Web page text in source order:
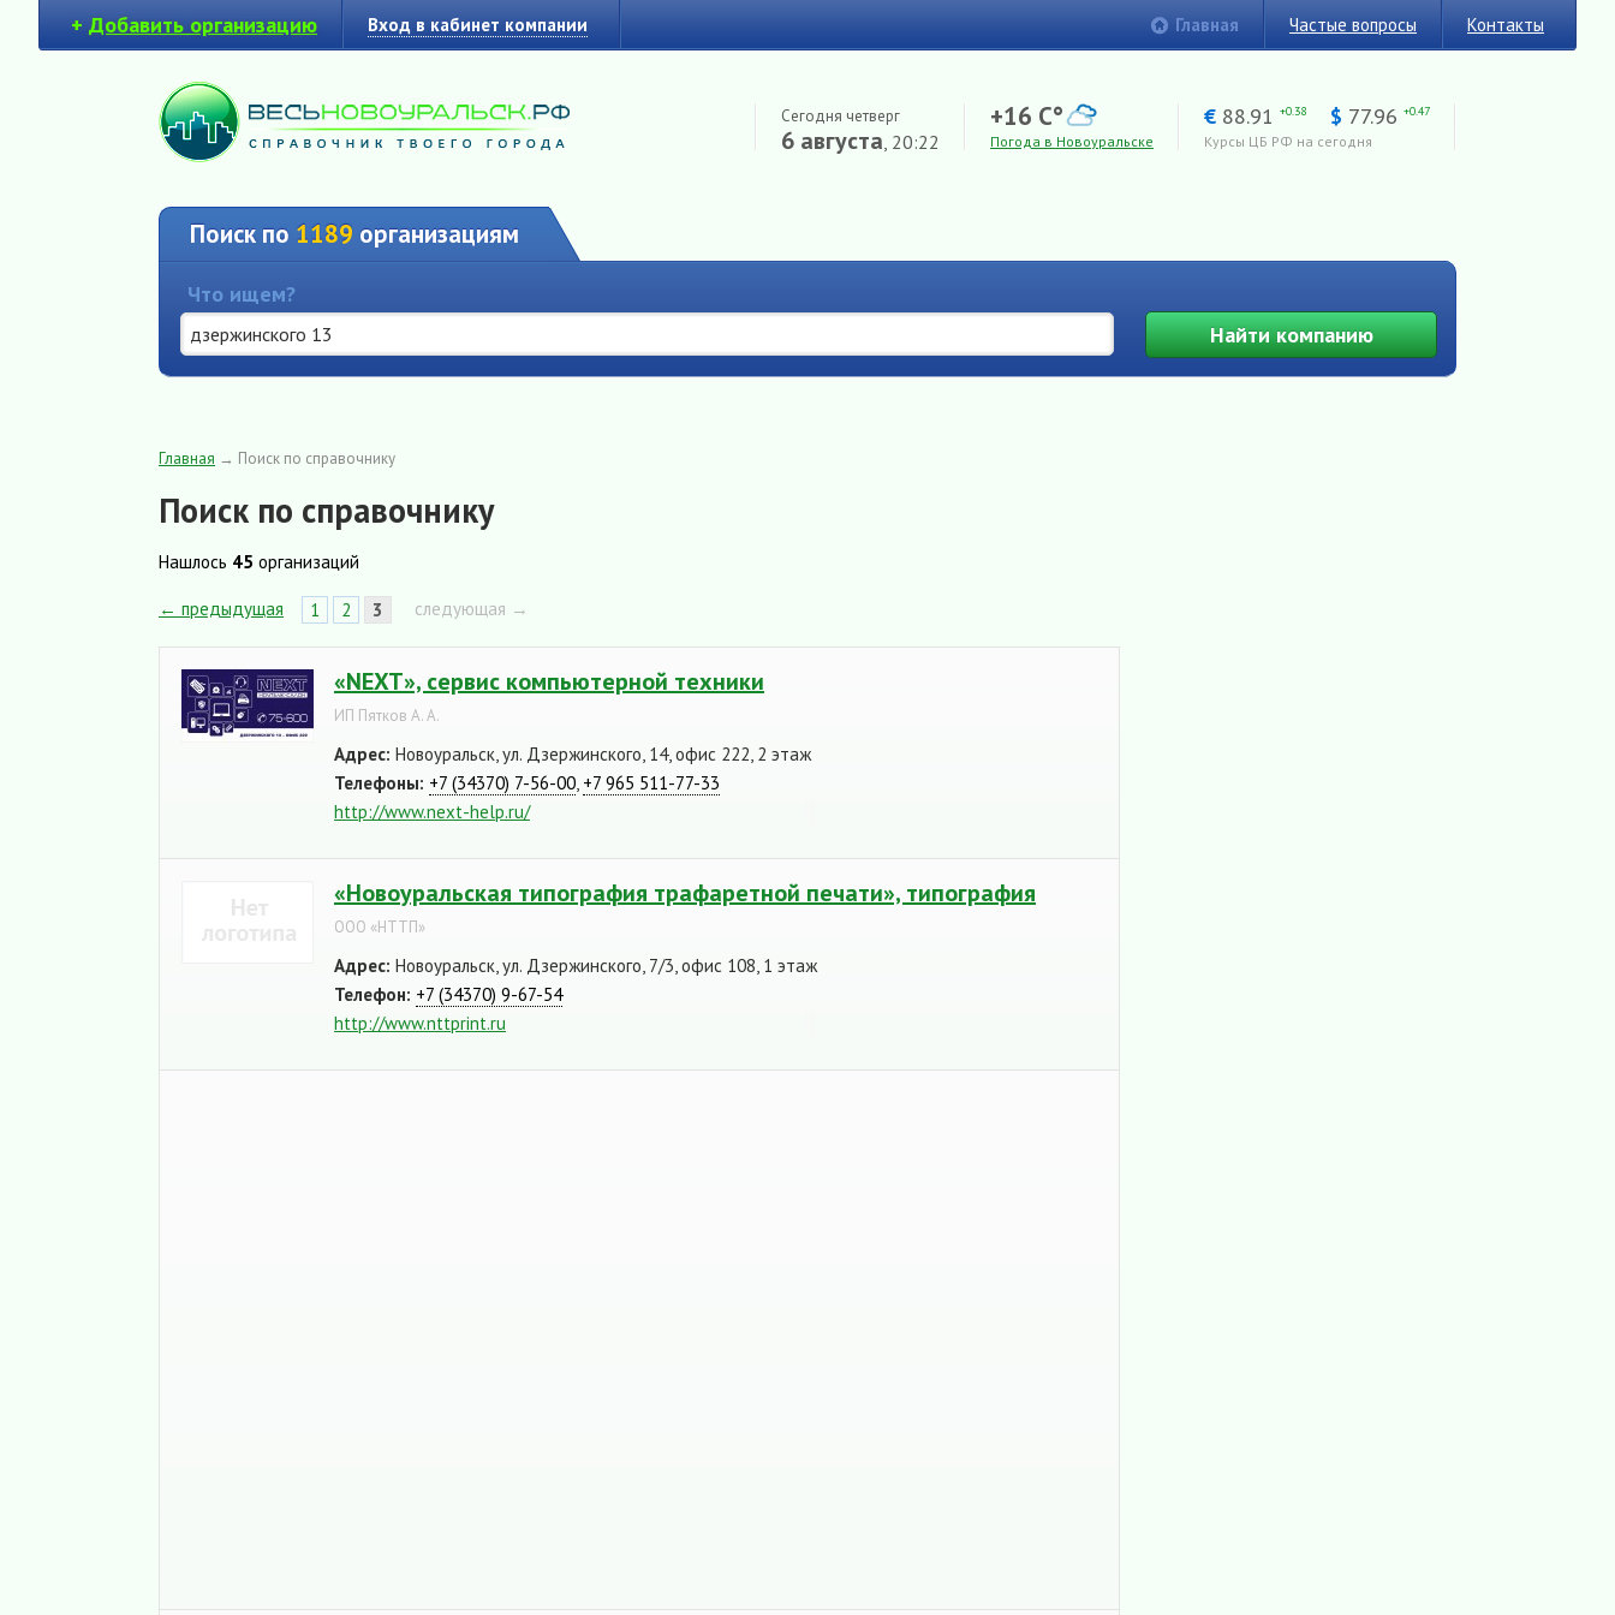
+ Добавить организацию Вход в кабинет компании Главная Частые вопросы Контакты
Сегодня четверг
6 августа, 20:22
+16 C°
Погода в Новоуральске
€ 88.91 +0.38 $ 77.96 +0.47
Курсы ЦБ РФ на сегодня
Поиск по 1189 организациям
Что ищем?
Найтикомпанию
Главная → Поиск по справочнику
Поиск по справочнику
Нашлось 45 организаций
← предыдущая 1 2 3 следующая →
«NEXT», сервис компьютерной техники
ИП Пятков А. А.
Адрес: Новоуральск, ул. Дзержинского, 14, офис 222, 2 этаж
Телефоны: +7 (34370) 7-56-00, +7 965 511-77-33
http://www.next-help.ru/
«Новоуральская типография трафаретной печати», типография
OOO «НТТП»
Адрес: Новоуральск, ул. Дзержинского, 7/3, офис 108, 1 этаж
Телефон: +7 (34370) 9-67-54
http://www.nttprint.ru